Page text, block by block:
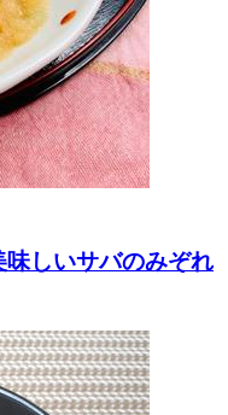
しいサバのみぞれ